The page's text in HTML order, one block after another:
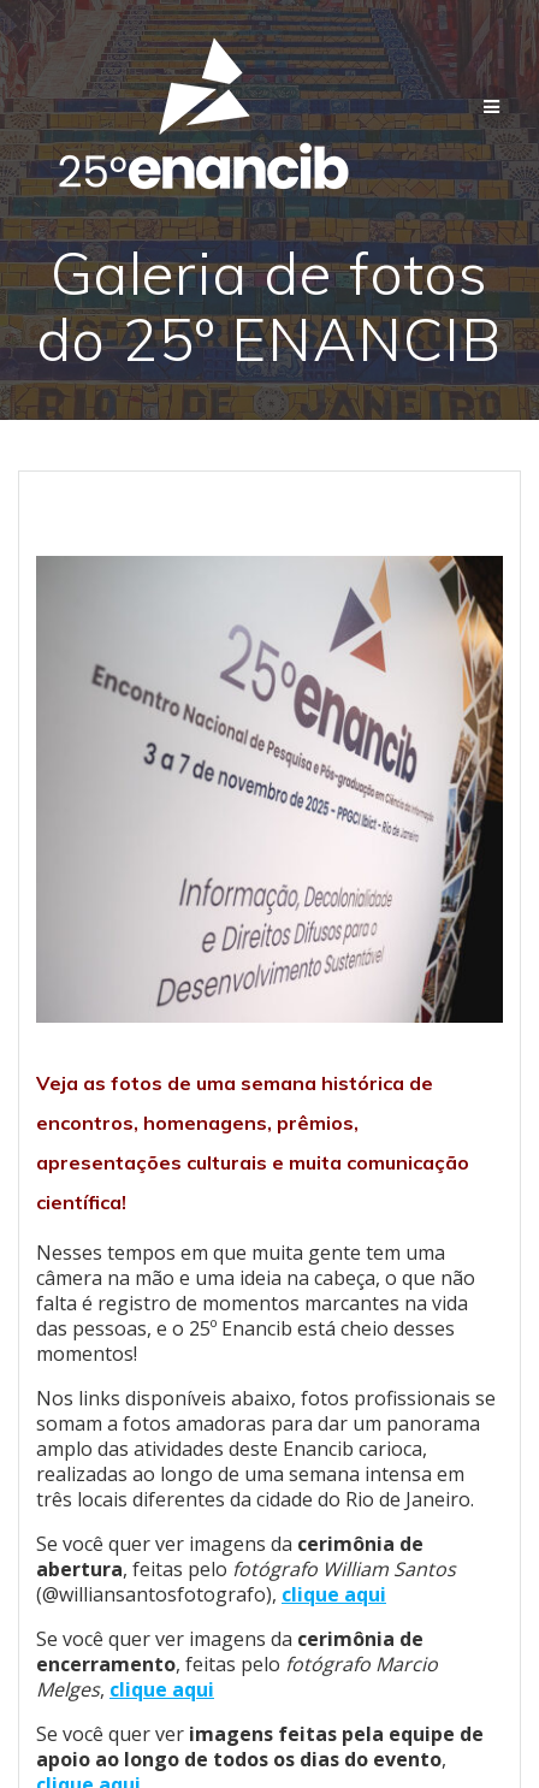
Skip
to
content
Galeria de fotos
do 25º ENANCIB
Veja as fotos de uma semana histórica de
encontros, homenagens, prêmios,
apresentações culturais e muita comunicação
científica!
Nesses tempos em que muita gente tem uma
câmera na mão e uma ideia na cabeça, o que não
falta é registro de momentos marcantes na vida
das pessoas, e o 25º Enancib está cheio desses
momentos!
Nos links disponíveis abaixo, fotos profissionais se
somam a fotos amadoras para dar um panorama
amplo das atividades deste Enancib carioca,
realizadas ao longo de uma semana intensa em
três locais diferentes da cidade do Rio de Janeiro.
Se você quer ver imagens da cerimônia de
abertura, feitas pelo fotógrafo William Santos
(@williansantosfotografo), clique aqui
Se você quer ver imagens da cerimônia de
encerramento, feitas pelo fotógrafo Marcio
Melges, clique aqui
Se você quer ver imagens feitas pela equipe de
apoio ao longo de todos os dias do evento,